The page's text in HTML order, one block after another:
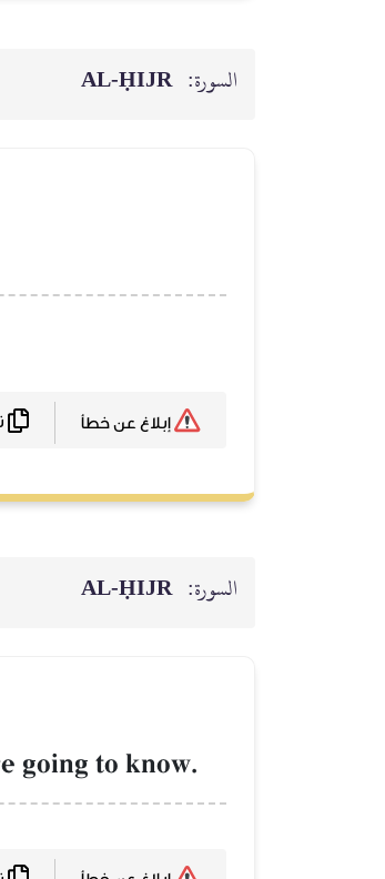
السورة: AL‑ḤIJR
السورة: AL‑ḤIJR
going to know.